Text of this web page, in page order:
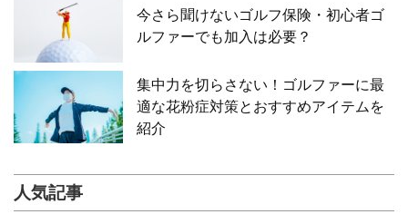
今さら聞けないゴルフ保険・初心者ゴ
ルファーでも加入は必要？
集中力を切らさない！ゴルファーに最
適な花粉症対策とおすすめアイテムを
紹介
人気記事